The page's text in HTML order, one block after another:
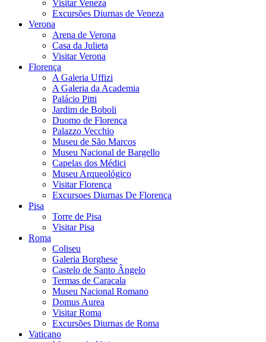
Visitar Veneza
Excursões Diurnas de Veneza
Verona
Arena de Verona
Casa da Julieta
Visitar Verona
Florença
A Galeria Uffizi
A Galeria da Academia
Palácio Pitti
Jardim de Boboli
Duomo de Florença
Palazzo Vecchio
Museu de São Marcos
Museu Nacional de Bargello
Capelas dos Médici
Museu Arqueológico
Visitar Florença
Excursoes Diurnas De Florença
Pisa
Torre de Pisa
Visitar Pisa
Roma
Coliseu
Galeria Borghese
Castelo de Santo Ângelo
Termas de Caracala
Museu Nacional Romano
Domus Aurea
Visitar Roma
Excursões Diurnas de Roma
Vaticano